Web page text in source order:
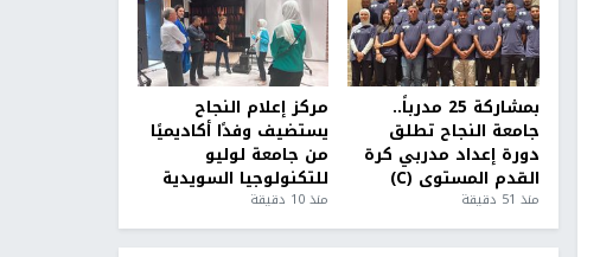
بمشاركة 25 مدرباً..
جامعة النجاح تطلق
دورة إعداد مدربي كرة
القدم المستوى (C)
منذ 51 دقيقة
مركز إعلام النجاح
يستضيف وفدًا أكاديميًا
من جامعة لوليو
للتكنولوجيا السويدية
منذ 10 دقيقة